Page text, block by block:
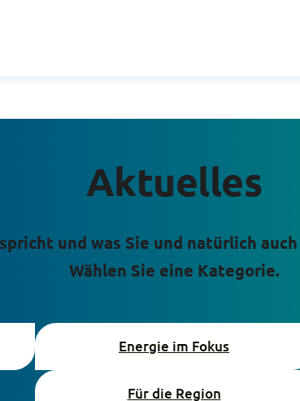
Aktuelles
und was Sie und natürlich
Wählen Sie eine Kategorie.
Energie im Fokus
Für die Region